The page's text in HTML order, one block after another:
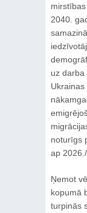
2040.
uz darba
Ukrainas
noturīgs
ap
Ņemot
kopumā
turpinās